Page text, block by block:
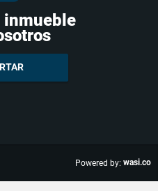
inmueble
Powered by: wasi.co